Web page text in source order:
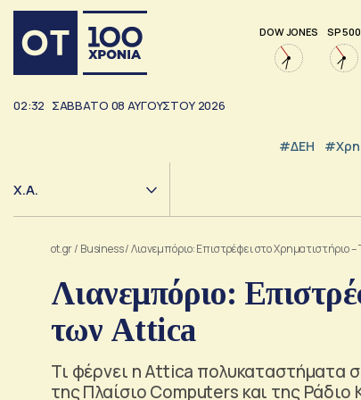
DOW JONES SP 500
02:32 ΣΑΒΒΑΤΟ 08 ΑΥΓΟΥΣΤΟΥ 2026
#ΔΕΗ
Χ.Α.
ot.gr/ Business/Λιανεμπόριο: Επιστρέφει στο Χρηματιστήριο
Λιανεμπόριο:
των Attica
Τι φέρνει η Attica πολυκαταστήματα
της Πλαίσιο Computers και της Ράδιο